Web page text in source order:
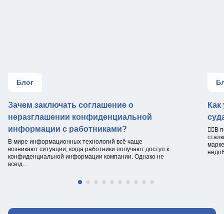
Блог
Зачем заключать соглашение о
неразглашении конфиденциальной
информации с работниками?
В мире информационных технологий всё чаще
возникают ситуации, когда работники получают доступ к
конфиденциальной информации компании. Однако не
всегд...
☝🏻В